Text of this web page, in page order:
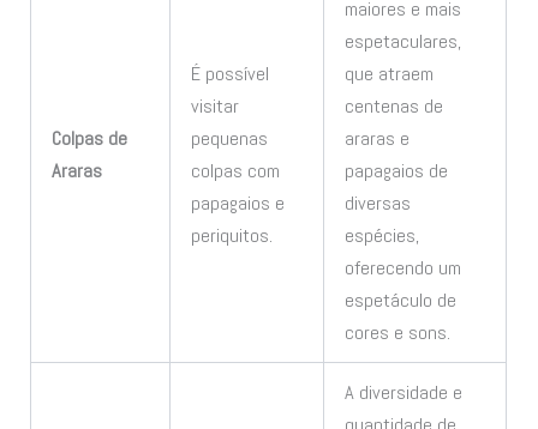
Colpas de
Araras
É possível
visitar
pequenas
colpas com
papagaios e
periquitos.
maiores e mais
espetaculares,
que atraem
centenas de
araras e
papagaios de
diversas
espécies,
oferecendo um
espetáculo de
cores e sons.
A diversidade e